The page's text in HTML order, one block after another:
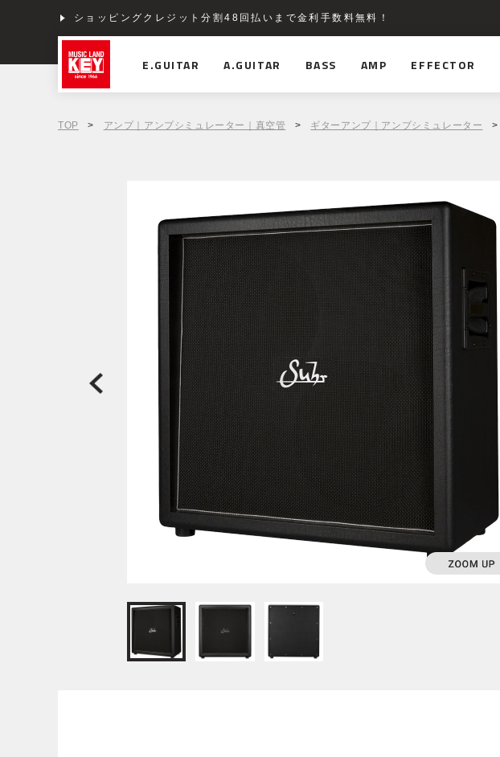
ショッピングクレジット分割48回払いまで金利手数料無料！
E.GUITAR A.GUITAR BASS AMP EFFECTOR
TOP > アンプ｜アンプシミュレーター｜真空管 > ギターアンプ｜アンプシミュレーター >